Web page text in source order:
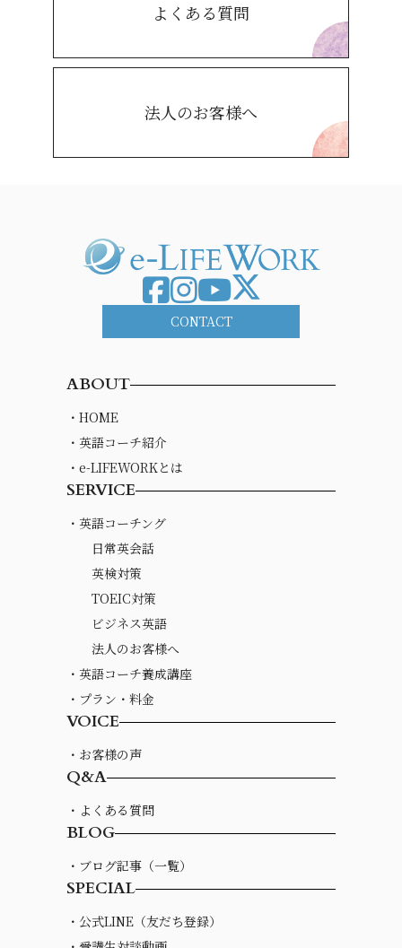
よくある質問
法人のお客様へ
CONTACT
ABOUT
・HOME
・英語コーチ紹介
・e-LIFEWORKとは
SERVICE
・英語コーチング
日常英会話
英検対策
TOEIC対策
ビジネス英語
法人のお客様へ
・英語コーチ養成講座
・プラン・料金
VOICE
・お客様の声
Q&A
・よくある質問
BLOG
・ブログ記事（一覧）
SPECIAL
・公式LINE（友だち登録）